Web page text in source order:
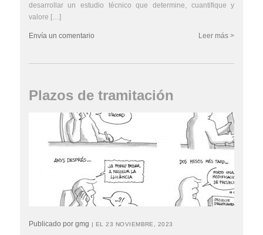
desarrollar un estudio técnico que determine, cuantifique y
valore […]
Leer más >
Envía un comentario
Plazos de tramitación
Publicado por gmg | EL 23 NOVIEMBRE, 2023